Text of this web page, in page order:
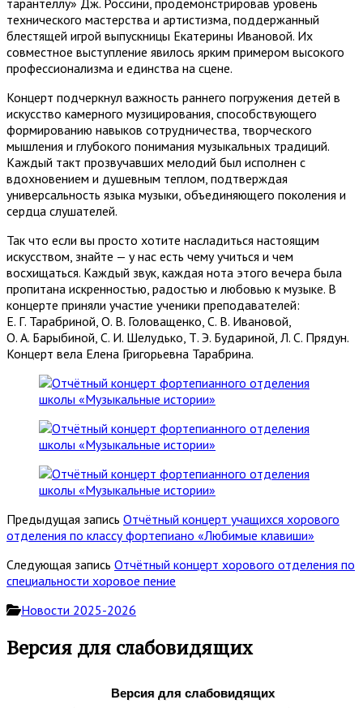
технического мастерства и артистизма, поддержанный
блестящей игрой выпускницы Екатерины Ивановой. Их
совместное выступление явилось ярким примером высокого
профессионализма и единства на сцене.
Концерт подчеркнул важность раннего погружения детей в
искусство камерного музицирования, способствующего
формированию навыков сотрудничества, творческого
мышления и глубокого понимания музыкальных традиций.
Каждый такт прозвучавших мелодий был исполнен с
вдохновением и душевным теплом, подтверждая
универсальность языка музыки, объединяющего поколения и
сердца слушателей.
Так что если вы просто хотите насладиться настоящим
искусством, знайте — у нас есть чему учиться и чем
восхищаться. Каждый звук, каждая нота этого вечера была
пропитана искренностью, радостью и любовью к музыке. В
концерте приняли участие ученики преподавателей:
Е. Г. Тарабриной, О. В. Головащенко, С. В. Ивановой,
О. А. Барыбиной, С. И. Шелудько, Т. Э. Будариной, Л. С. Прядун.
Концерт вела Елена Григорьевна Тарабрина.
Предыдущая запись Отчётный концерт учащихся хорового
отделения по классу фортепиано «Любимые клавиши»
Следующая запись Отчётный концерт хорового отделения по
специальности хоровое пение
Новости 2025-2026
Основная
Версия для слабовидящих
Версия для слабовидящих